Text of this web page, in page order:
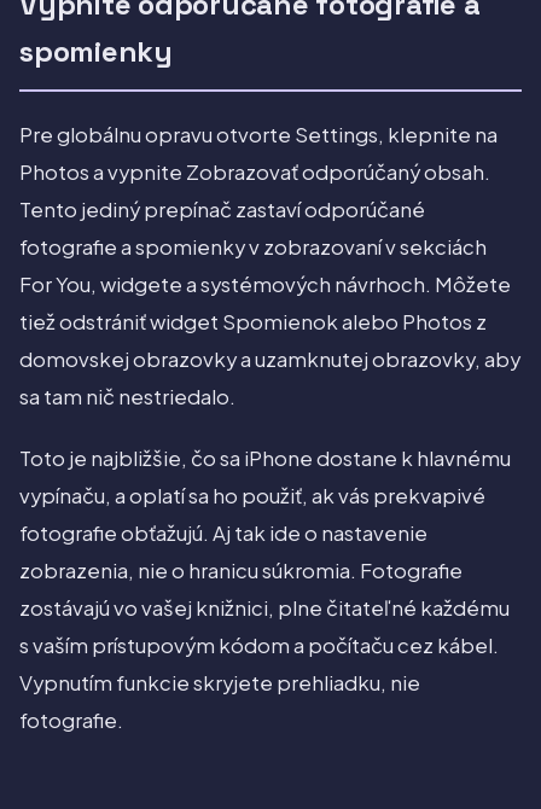
spomienky
Pre globálnu opravu otvorte Settings, klepnite na
Photos a vypnite Zobrazovať odporúčaný obsah.
Tento jediný prepínač zastaví odporúčané
fotografie a spomienky v zobrazovaní v sekciách
For You, widgete a systémových návrhoch. Môžete
tiež odstrániť widget Spomienok alebo Photos z
domovskej obrazovky a uzamknutej obrazovky, aby
sa tam nič nestriedalo.
Toto je najbližšie, čo sa iPhone dostane k hlavnému
vypínaču, a oplatí sa ho použiť, ak vás prekvapivé
fotografie obťažujú. Aj tak ide o nastavenie
zobrazenia, nie o hranicu súkromia. Fotografie
zostávajú vo vašej knižnici, plne čitateľné každému
s vaším prístupovým kódom a počítaču cez kábel.
Vypnutím funkcie skryjete prehliadku, nie
fotografie.